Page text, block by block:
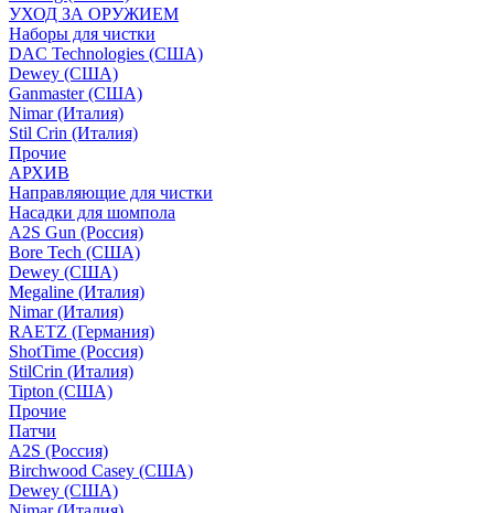
УХОД ЗА ОРУЖИЕМ
Наборы для чистки
DAC Technologies (США)
Dewey (США)
Ganmaster (США)
Nimar (Италия)
Stil Crin (Италия)
Прочие
АРХИВ
Направляющие для чистки
Насадки для шомпола
A2S Gun (Россия)
Bore Tech (США)
Dewey (США)
Megaline (Италия)
Nimar (Италия)
RAETZ (Германия)
ShotTime (Россия)
StilCrin (Италия)
Tipton (США)
Прочие
Патчи
A2S (Россия)
Birchwood Casey (США)
Dewey (США)